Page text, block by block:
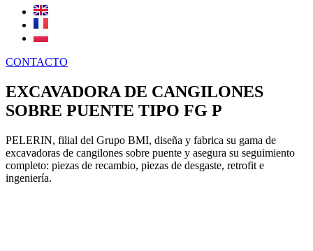
CONTACTO
EXCAVADORA DE CANGILONES
SOBRE PUENTE TIPO FG P
PELERIN, filial del Grupo BMI, diseña y fabrica su gama de
excavadoras de cangilones sobre puente y asegura su seguimiento
completo: piezas de recambio, piezas de desgaste, retrofit e
ingeniería.